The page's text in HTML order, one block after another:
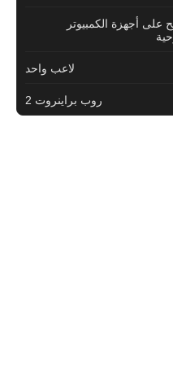
على أجهزة الكمبيوتر
لاعب واحد
روب براينروت 2